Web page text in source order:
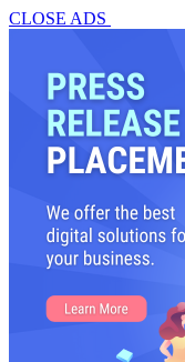
CLOSE ADS